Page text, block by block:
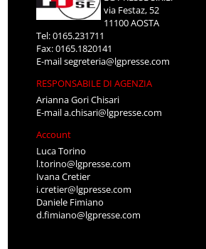
via Festaz, 52
11100 AOSTA
Tel: 0165.231711
Fax: 0165.1820141
E-mailsegreteria@lgpresse.com
RESPONSABILE DI AGENZIA
Arianna Gori Chisari
E-maila.chisari@lgpresse.com
Account
Luca Torino
l.torino@lgpresse.com
Ivana Cretier
i.cretier@lgpresse.com
Daniele Fimiano
d.fimiano@lgpresse.com